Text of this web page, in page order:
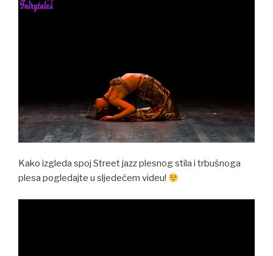
Kako izgleda spoj Street jazz plesnog stila i trbušnoga
plesa pogledajte u sljedećem videu!